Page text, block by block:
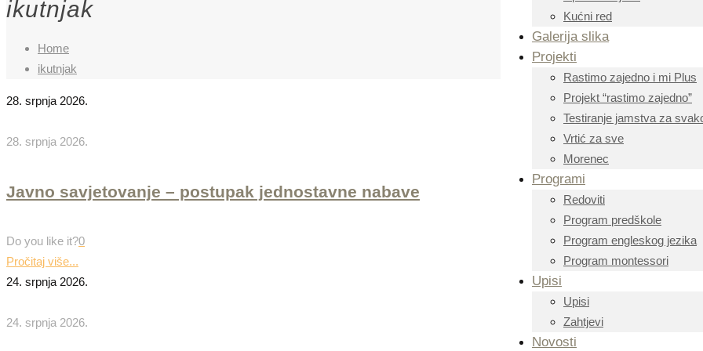
Kućni red
Galerija slika
Projekti
Rastimo zajedno i mi Plus
Projekt “rastimo zajedno”
Testiranje jamstva za
Vrtić za sve
Morenec
Programi
Redoviti
Program predškole
Program engleskog jezika
Program montessori
Upisi
Upisi
Zahtjevi
Novosti
ikutnjak
Home
ikutnjak
28. srpnja 2026.
28. srpnja 2026.
Javno savjetovanje – postupak jednostavne nabave
Do you like it?0
Pročitaj više...
24. srpnja 2026.
24. srpnja 2026.